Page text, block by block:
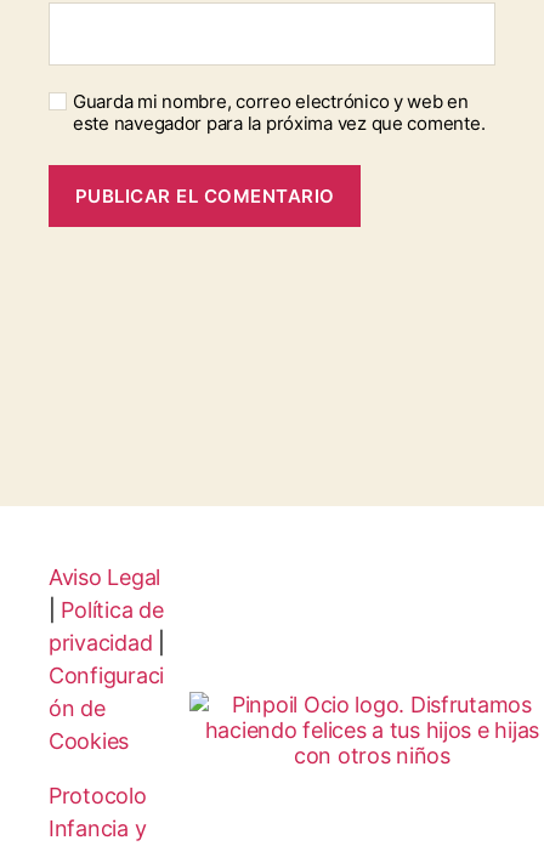
Guarda mi nombre, correo electrónico y web en
este navegador para la próxima vez que comente.
Aviso Legal
Política de
privacidad
Configuraci
ón de
Cookies
Protocolo
Infancia y